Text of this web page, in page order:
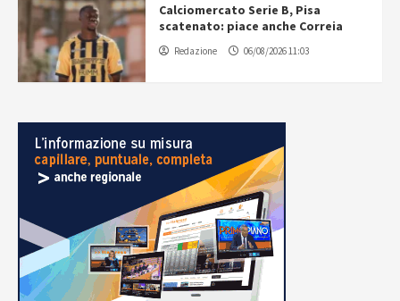
Calciomercato Serie B, Pisa
scatenato: piace anche Correia
Redazione 06/08/2026 11:03